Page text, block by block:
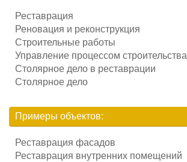
Реставрация
Реновация и реконструкция
Строительные работы
Управление процессом строительства
Столярное дело в реставрации
Столярное дело
Примеры объектов:
Реставрация фасадов
Реставрация внутренних помещений